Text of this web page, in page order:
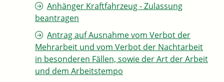
Anhänger Kraftfahrzeug - Zulassung
beantragen
Antrag auf Ausnahme vom Verbot der
Mehrarbeit und vom Verbot der Nachtarbeit
in besonderen Fällen, sowie der Art der Arbeit
und dem Arbeitstempo